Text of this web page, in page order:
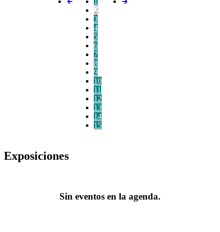
2
3
4
5
6
7
8
9
10
11
12
13
14
15
Exposiciones
Sin eventos en la agenda.